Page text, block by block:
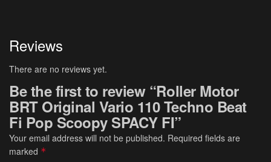
Reviews
There are no reviews yet.
Be the first to review “Roller Motor
BRT Original Vario 110 Techno Beat
Fi Pop Scoopy SPACY FI”
Your email address will not be published. Required fields are
marked *